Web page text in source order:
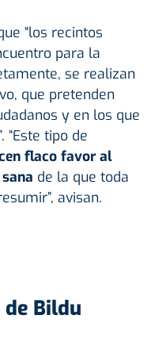
“los recintos
para la
se realizan
que pretenden
y en los que
“Este tipo de
flaco favor al
de la que toda
avisan.
de Bildu